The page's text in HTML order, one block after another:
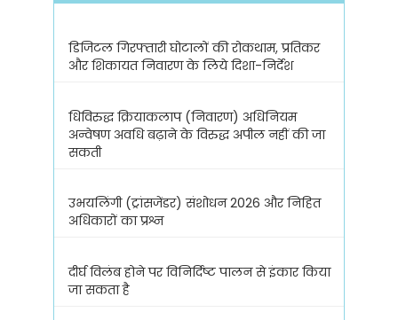
डिजिटल गिरफ्तारी घोटालों की रोकथाम, प्रतिकर
और शिकायत निवारण के लिये दिशा-निर्देश
धिविरुद्ध क्रियाकलाप (निवारण) अधिनियम
अन्वेषण अवधि बढ़ाने के विरुद्ध अपील नहीं की जा
सकती
उभयलिंगी (ट्रांसजेंडर) संशोधन 2026 और निहित
अधिकारों का प्रश्न
दीर्घ विलंब होने पर विनिर्दिष्ट पालन से इंकार किया
जा सकता है